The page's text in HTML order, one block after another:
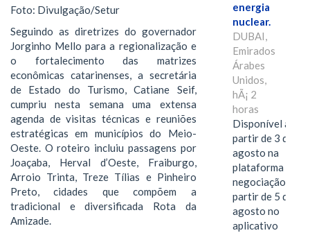
Foto: Divulgação/Setur
Seguindo as diretrizes do governador
Jorginho Mello para a regionalização e
o fortalecimento das matrizes
econômicas catarinenses, a secretária
de Estado do Turismo, Catiane Seif,
cumpriu nesta semana uma extensa
agenda de visitas técnicas e reuniões
estratégicas em municípios do Meio-
Oeste. O roteiro incluiu passagens por
Joaçaba, Herval d’Oeste, Fraiburgo,
Arroio Trinta, Treze Tílias e Pinheiro
Preto, cidades que compõem a
tradicional e diversificada Rota da
Amizade.
energia
nuclear.
DUBAI,
Emirados
Árabes
Unidos,
hÃ¡ 2
horas
Disponível a
partir de 3 de
agosto na
plataforma de
negociação e a
partir de 5 de
agosto no
aplicativo